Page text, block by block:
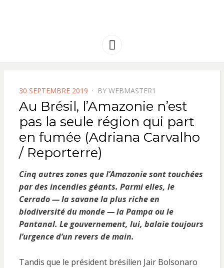
AMERIQUE
Menu
POSTED
ON
30 SEPTEMBRE 2019 BY WEBMASTER1
Au Brésil, l’Amazonie n’est
pas la seule région qui part
en fumée (Adriana Carvalho
/ Reporterre)
Cinq autres zones que l’Amazonie sont touchées
par des incendies géants. Parmi elles, le
Cerrado — la savane la plus riche en
biodiversité du monde — la Pampa ou le
Pantanal. Le gouvernement, lui, balaie toujours
l’urgence d’un revers de main.
Tandis que le président brésilien Jair Bolsonaro